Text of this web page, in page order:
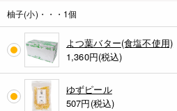
柚子(小)・・・1個
よつ葉バター(食塩不使用)
1,360円(税込)
ゆずピール
507円(税込)